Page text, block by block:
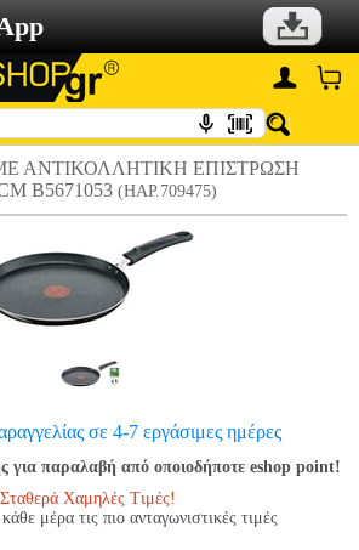
ΑΝΤΙΚΟΛΛΗΤΙΚΗ ΕΠΙΣΤΡΩΣΗ
B5671053 (HAP.709475)
σε 4-7 εργάσιμες ημέρες
για παραλαβή από οποιοδήποτε eshop point!
Σταθερά Χαμηλές Τιμές!
μέρα τις πιο ανταγωνιστικές τιμές